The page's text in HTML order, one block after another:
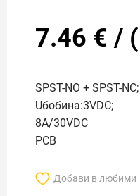
7.46 € / (
SPST-NO + SPST-NC;
Uбобина:3VDC;
8A/30VDC
PCB
Добави в любими